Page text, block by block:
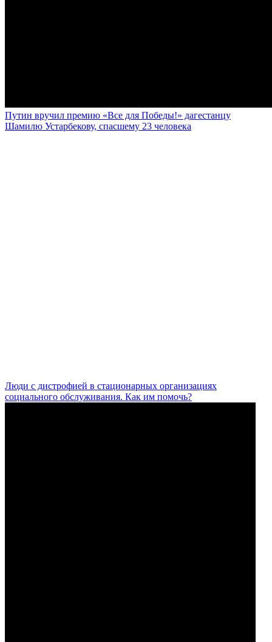
Путин вручил премию «Все для Победы!» дагестанцу
Шамилю Устарбекову, спасшему 23 человека
Люди с дистрофией в стационарных организациях
социального обслуживания. Как им помочь?